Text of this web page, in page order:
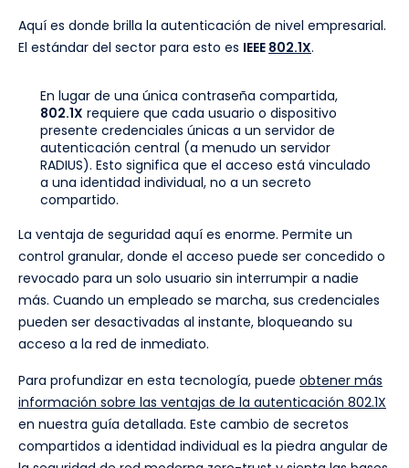
Aquí es donde brilla la autenticación de nivel empresarial.
El estándar del sector para esto es IEEE 802.1X.
En lugar de una única contraseña compartida,
802.1X requiere que cada usuario o dispositivo
presente credenciales únicas a un servidor de
autenticación central (a menudo un servidor
RADIUS). Esto significa que el acceso está vinculado
a una identidad individual, no a un secreto
compartido.
La ventaja de seguridad aquí es enorme. Permite un
control granular, donde el acceso puede ser concedido o
revocado para un solo usuario sin interrumpir a nadie
más. Cuando un empleado se marcha, sus credenciales
pueden ser desactivadas al instante, bloqueando su
acceso a la red de inmediato.
Para profundizar en esta tecnología, puede obtener más
información sobre las ventajas de la autenticación 802.1X
en nuestra guía detallada. Este cambio de secretos
compartidos a identidad individual es la piedra angular de